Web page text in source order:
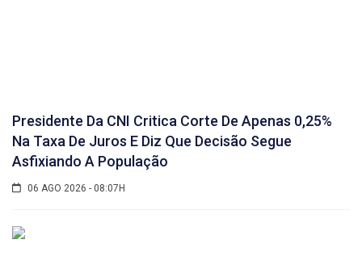
Presidente Da CNI Critica Corte De Apenas 0,25%
Na Taxa De Juros E Diz Que Decisão Segue
Asfixiando A População
06 AGO 2026 - 08:07H